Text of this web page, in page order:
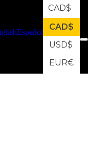
Español
CAD$
CAD$
USD$
EUR€